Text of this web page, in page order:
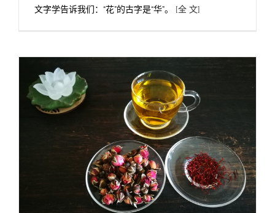
文字学告诉我们：“花”的古字是“华”。 [全 文]